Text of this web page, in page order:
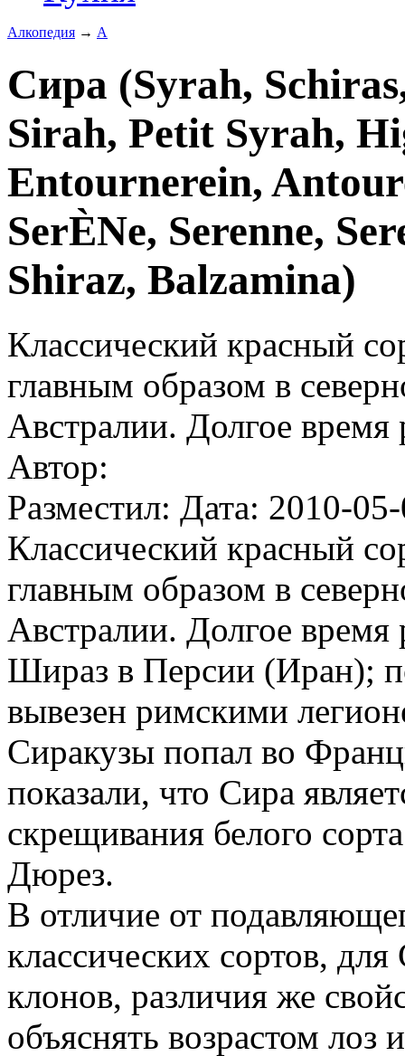
Алкопедия → А
Сира (Syrah,
Sirah, Petit Syrah,
Entournerein,
SerÈNe, Serenne,
Shiraz, Balzamina)
Классический красный
главным образом в
Австралии. Долгое время
Автор:
Разместил: Дата: 2010-
Классический красный
главным образом в
Австралии. Долгое время
Шираз в Персии (Иран);
вывезен римскими
Сиракузы попал во
показали, что Сира
скрещивания белого
Дюрез.
В отличие от
классических сортов,
клонов, различия же
объяснять возрастом